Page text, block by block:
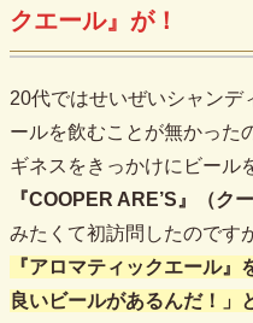
クエール』が！
20代ではせいぜいシャンデ
ールを飲むことが無かった
ギネスをきっかけにビール
『COOPER ARE’S』（ク
みたくて初訪問したのです
『アロマティックエール
良いビールがあるんだ！」